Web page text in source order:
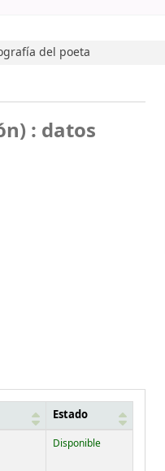
del poeta
: datos
Estado
Disponible